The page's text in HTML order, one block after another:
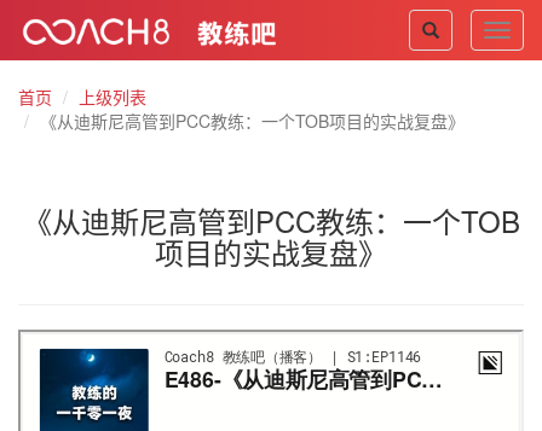
首页
上级列表
《从迪斯尼高管到PCC教练：一个TOB项目的实战复盘》
《从迪斯尼高管到PCC教练：一个TOB
项目的实战复盘》